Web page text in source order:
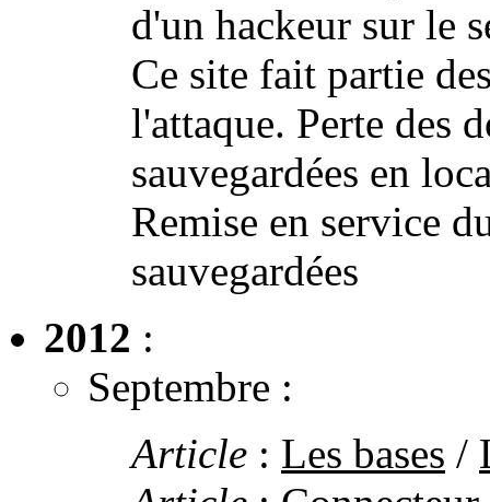
d'un hackeur sur le
Ce site fait partie
l'attaque. Perte des
sauvegardées en
Remise en service
sauvegardées
2012 :
Septembre :
Article : Les bases /